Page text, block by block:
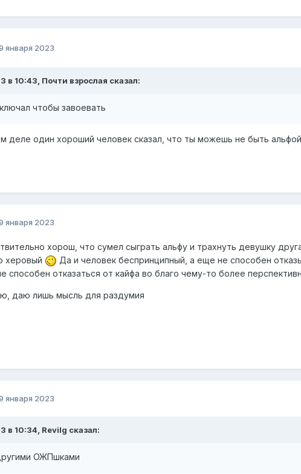
января 2023
в 10:43, Почти взрослая сказал:
чтобы завоевать
деле один хороший человек сказал, что ты можешь не быть
января 2023
хорош, что сумел сыграть альфу и трахнуть девушку
херовый
Да и человек беспринципный, а еще не способен
способен отказаться от кайфа во благо чему-то более
даю лишь мысль для раздумия
января 2023
в 10:34, Revilg сказал:
ОЖПшками